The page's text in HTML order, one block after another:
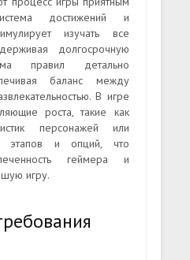
достижений и
изучать все
долгосрочную
правил детально
баланс между
В игре
роста, такие как
персонажей или
этапов и опций, что
геймера и
игру.